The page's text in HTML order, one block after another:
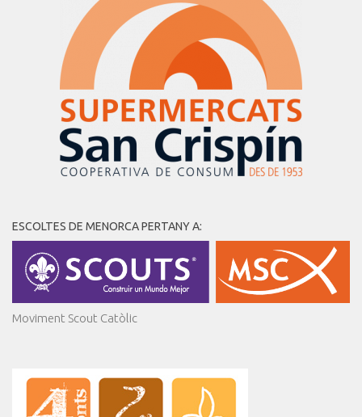
ESCOLTES DE MENORCA PERTANY A:
Moviment Scout Catòlic